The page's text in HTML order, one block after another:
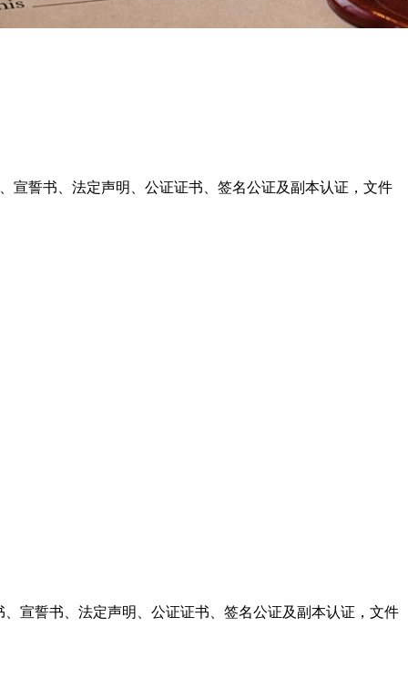
宣誓书、法定声明、公证证书、签名公证及副本认证，文件
宣誓书、法定声明、公证证书、签名公证及副本认证，文件